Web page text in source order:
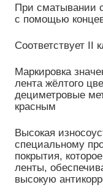
При сматывании
с помощью
Соответствует II
Маркировка
лента жёлтого
дециметровые
красным
Высокая
специальному
покрытия,
ленты,
высокую